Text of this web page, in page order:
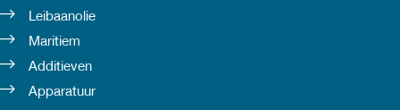
Leibaanolie
Maritiem
Additieven
Apparatuur